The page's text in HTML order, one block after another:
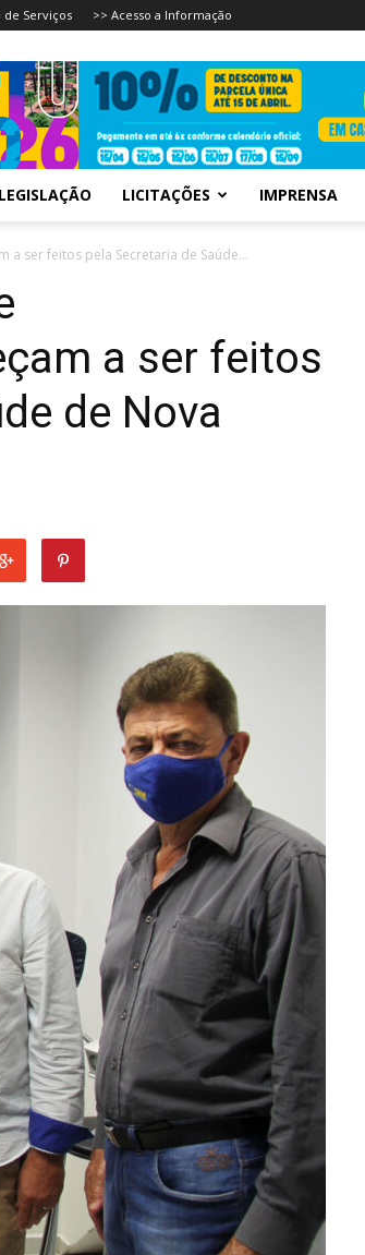
de Serviços >> Acesso a Informação
LEGISLAÇÃO LICITAÇÕES IMPRENSA
a ser feitos pela Secretaria de Saúde...
a ser feitos
de Nova